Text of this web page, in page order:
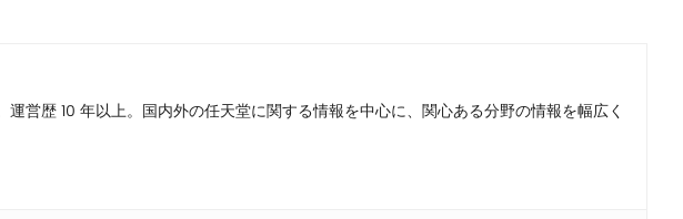
営歴 10 年以上。国内外の任天堂に関する情報を中心に、関心ある分野の情報を幅広く